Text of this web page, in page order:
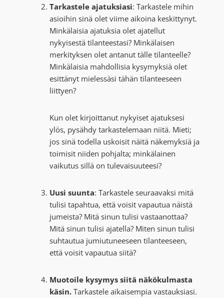
Tarkastele ajatuksiasi: Tarkastele mihin
asioihin sinä olet viime aikoina keskittynyt.
Minkälaisia ajatuksia olet ajatellut
nykyisestä tilanteestasi? Minkälaisen
merkityksen olet antanut tälle tilanteelle?
Minkälaisia mahdollisia kysymyksiä olet
esittänyt mielessäsi tähän tilanteeseen
liittyen?
Kun olet kirjoittanut nykyiset ajatuksesi
ylös, pysähdy tarkastelemaan niitä. Mieti;
jos sinä todella uskoisit näitä näkemyksiä ja
toimisit niiden pohjalta; minkälainen
vaikutus sillä on tulevaisuuteesi?
Uusi suunta: Tarkastele seuraavaksi mitä
tulisi tapahtua, että voisit vapautua näistä
jumeista? Mitä sinun tulisi vastaanottaa?
Mitä sinun tulisi ajatella? Miten sinun tulisi
suhtautua jumiutuneeseen tilanteeseen,
että voisit vapautua siitä?
Muotoile kysymys siitä näkökulmasta
käsin. Tarkastele aikaisempia vastauksiasi.